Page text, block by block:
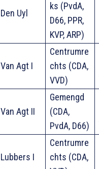
Den Uyl
ks (PvdA,
D66, PPR,
KVP, ARP)
Van Agt I
Centrumre
chts (CDA,
VVD)
Van Agt II
Gemengd
(CDA,
PvdA, D66)
Lubbers I
Centrumre
chts (CDA,